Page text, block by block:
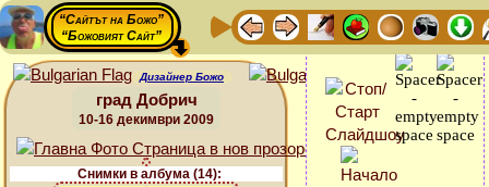
“Сайтът на Божо”
“Божовият Сайт”
Дизайнер Божо
град Добрич
10-16 декимври 2009
Снимки в албума (14):